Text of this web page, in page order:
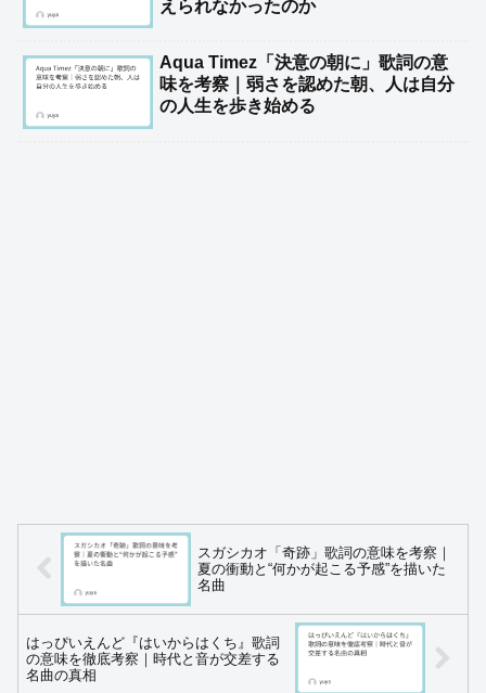
えられなかったのか
Aqua Timez「決意の朝に」歌詞の意
味を考察｜弱さを認めた朝、人は自分
の人生を歩き始める
スガシカオ「奇跡」歌詞の意味を考察｜
夏の衝動と“何かが起こる予感”を描いた
名曲
はっぴいえんど『はいからはくち』歌詞
の意味を徹底考察｜時代と音が交差する
名曲の真相